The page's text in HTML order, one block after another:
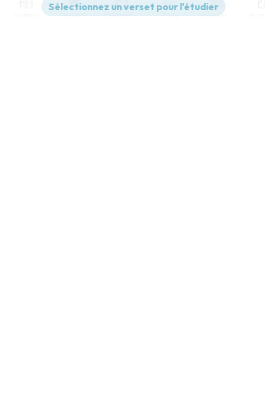
La Bible Du Semeur Copyright © 1992, 1999 by Biblica, Inc.® Used by permission.
All rights reserved worldwide.
Versions Commentaires Strong